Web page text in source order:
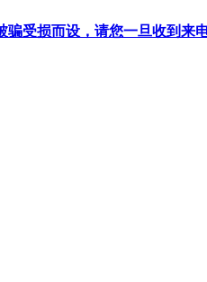
受损而设，请您一旦收到来